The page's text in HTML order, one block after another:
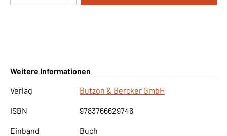
Weitere Informationen
Verlag
Butzon & Bercker GmbH
ISBN 9783766629746
Einband Buch